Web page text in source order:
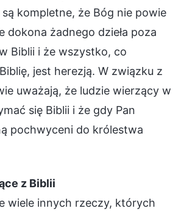
kompletne, że Bóg nie powie
dokona żadnego dzieła poza
Biblii i że wszystko, co
jest herezją. W związku z
uważają, że ludzie wierzący w
się Biblii i że gdy Pan
pochwyceni do królestwa
z Biblii
wiele innych rzeczy, których